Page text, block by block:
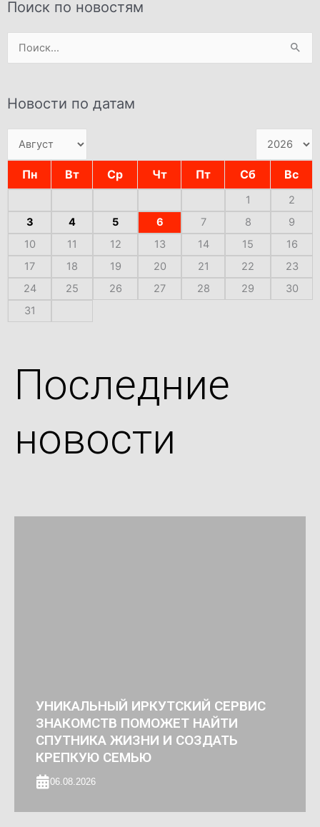
Поиск по новостям
Поиск:
Новости по датам
Пн Вт Ср Чт Пт Сб Вс
1
2
3
4 5 6 7 8
9
10
11 12 13 14 15
16
17
18 19 20 21 22
23
24
25 26 27 28 29
30
31
Последние
новости
УНИКАЛЬНЫЙ ИРКУТСКИЙ СЕРВИС
ЗНАКОМСТВ ПОМОЖЕТ НАЙТИ
СПУТНИКА ЖИЗНИ И СОЗДАТЬ
КРЕПКУЮ СЕМЬЮ
06.08.2026